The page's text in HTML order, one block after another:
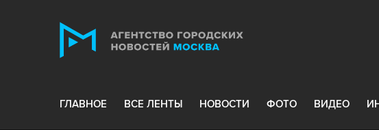
ГЛАВНОЕ ВСЕ ЛЕНТЫ НОВОСТИ ФОТО ВИДЕО